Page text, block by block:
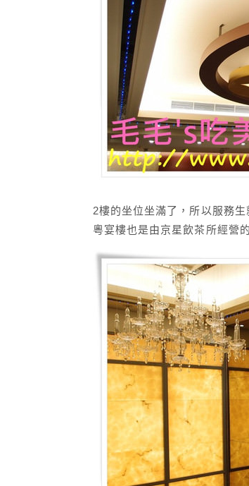
2樓的坐位坐滿了，所以服務
粵宴樓也是由京星飲茶所經營